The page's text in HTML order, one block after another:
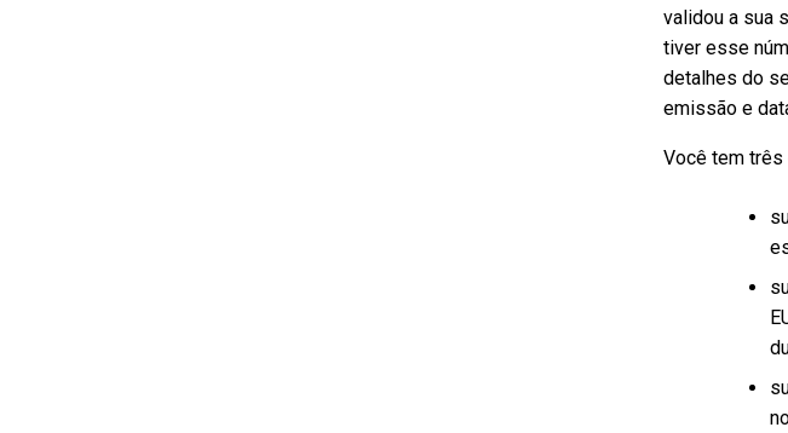
validou a sua
tiver esse
detalhes do
emissão e
Você tem três